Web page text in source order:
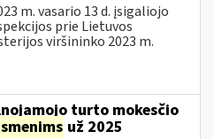
m. vasario 13 d. įsigaliojo
prie Lietuvos
viršininko 2023 m.
turto mokesčio
už 2025